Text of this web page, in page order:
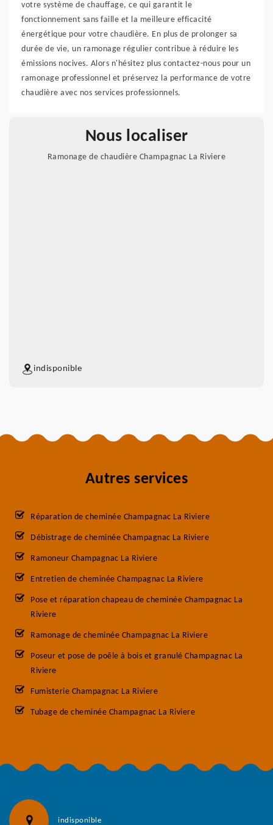
votre système de chauffage, ce qui garantit le
fonctionnement sans faille et la meilleure efficacité
énergétique pour votre chaudière. En plus de prolonger sa
durée de vie, un ramonage régulier contribue à réduire les
émissions nocives. Alors n'hésitez plus contactez-nous pour un
ramonage professionnel et préservez la performance de votre
chaudière avec nos services professionnels.
Nous localiser
Ramonage de chaudière Champagnac La Riviere
indisponible
Autres services
Réparation de cheminée Champagnac La Riviere
Débistrage de cheminée Champagnac La Riviere
Ramoneur Champagnac La Riviere
Entretien de cheminée Champagnac La Riviere
Pose et réparation chapeau de cheminée Champagnac La
Riviere
Ramonage de cheminée Champagnac La Riviere
Poseur et pose de poêle à bois et granulé Champagnac La
Riviere
Fumisterie Champagnac La Riviere
Tubage de cheminée Champagnac La Riviere
indisponible